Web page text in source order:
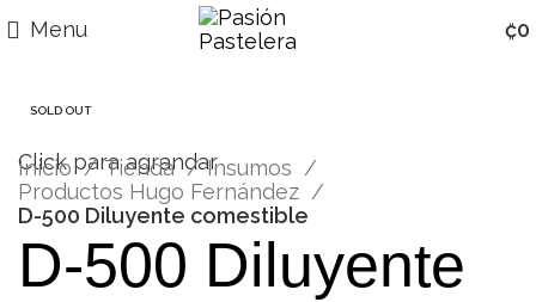
Menu ₡0
SOLD OUT
Click para agrandar
Inicio Tienda
Insumos
Productos Hugo Fernández
D-500 Diluyente comestible
D-500 Diluyente